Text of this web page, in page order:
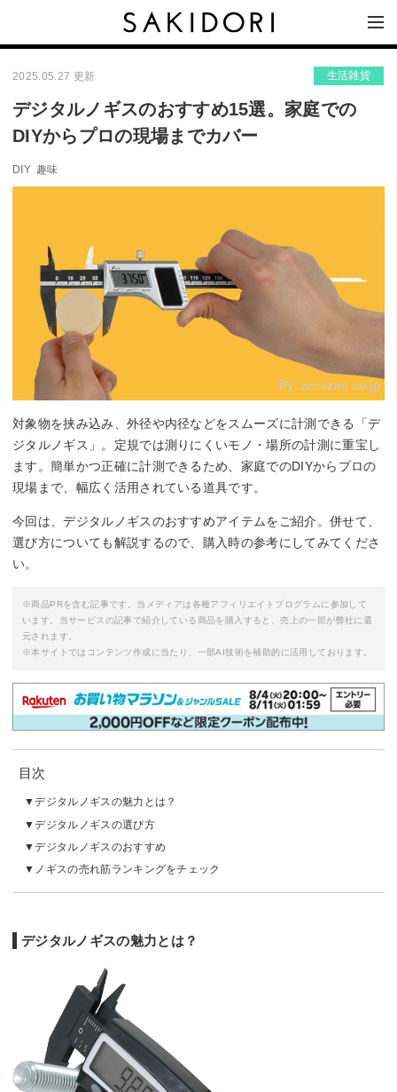
2025.05.27 更新 生活雑貨
デジタルノギスのおすすめ15選。家庭での
DIYからプロの現場までカバー
DIY 趣味
By:amazon.co.jp
対象物を挟み込み、外径や内径などをスムーズに計測できる「デ
ジタルノギス」。定規では測りにくいモノ・場所の計測に重宝し
ます。簡単かつ正確に計測できるため、家庭でのDIYからプロの
現場まで、幅広く活用されている道具です。
今回は、デジタルノギスのおすすめアイテムをご紹介。併せて、
選び方についても解説するので、購入時の参考にしてみてくださ
い。
※商品PRを含む記事です。当メディアは各種アフィリエイトプログラムに参加して
います。当サービスの記事で紹介している商品を購入すると、売上の一部が弊社に還
元されます。
※本サイトではコンテンツ作成に当たり、一部AI技術を補助的に活用しております。
目次
デジタルノギスの魅力とは？
デジタルノギスの選び方
デジタルノギスのおすすめ
ノギスの売れ筋ランキングをチェック
デジタルノギスの魅力とは？